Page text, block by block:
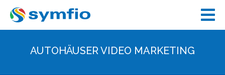
AUTOHÄUSER VIDEO MARKETING